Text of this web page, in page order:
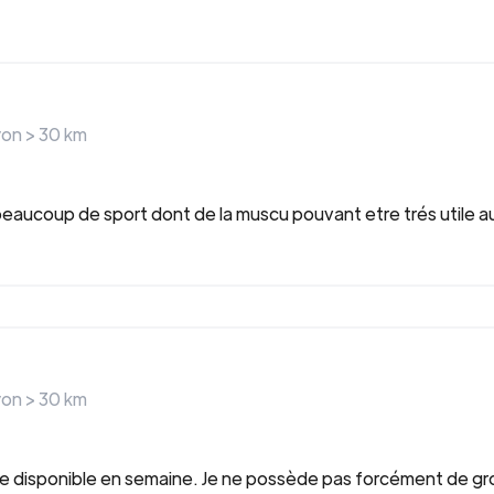
>30km
de sport dont de la muscu pouvant etre trés utile
>30km
en semaine. Je ne possède pas forcément de